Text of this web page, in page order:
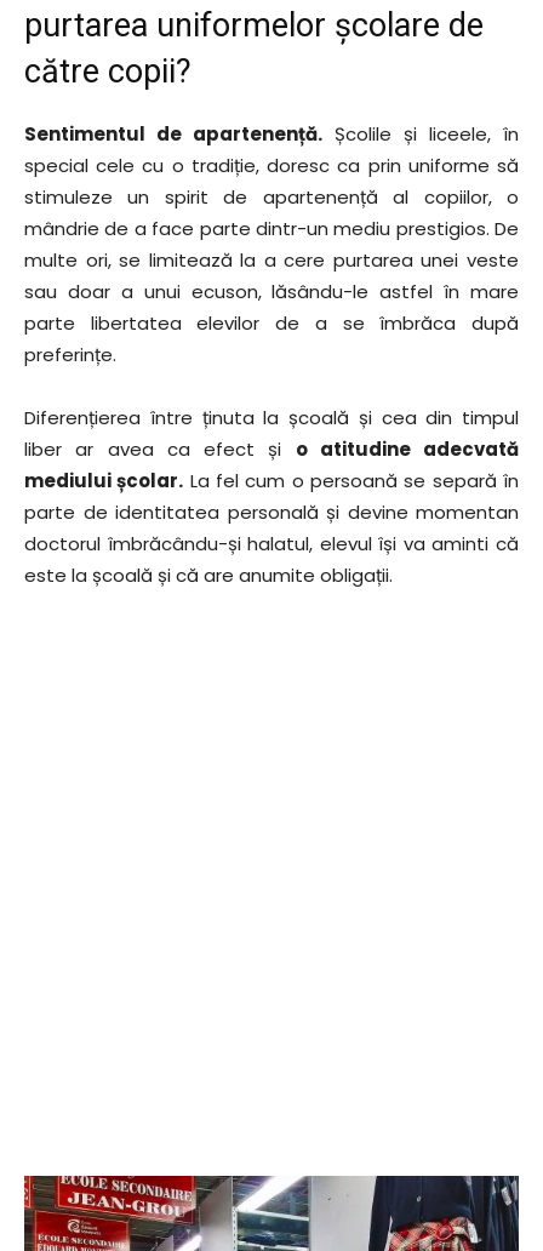
purtarea uniformelor școlare de
către copii?
Sentimentul de apartenență. Școlile și liceele, în
special cele cu o tradiție, doresc ca prin uniforme să
stimuleze un spirit de apartenență al copiilor, o
mândrie de a face parte dintr-un mediu prestigios. De
multe ori, se limitează la a cere purtarea unei veste
sau doar a unui ecuson, lăsându-le astfel în mare
parte libertatea elevilor de a se îmbrăca după
preferințe.
Diferențierea între ținuta la școală și cea din timpul
liber ar avea ca efect și o atitudine adecvată
mediului școlar. La fel cum o persoană se separă în
parte de identitatea personală și devine momentan
doctorul îmbrăcându-și halatul, elevul își va aminti că
este la școală și că are anumite obligații.